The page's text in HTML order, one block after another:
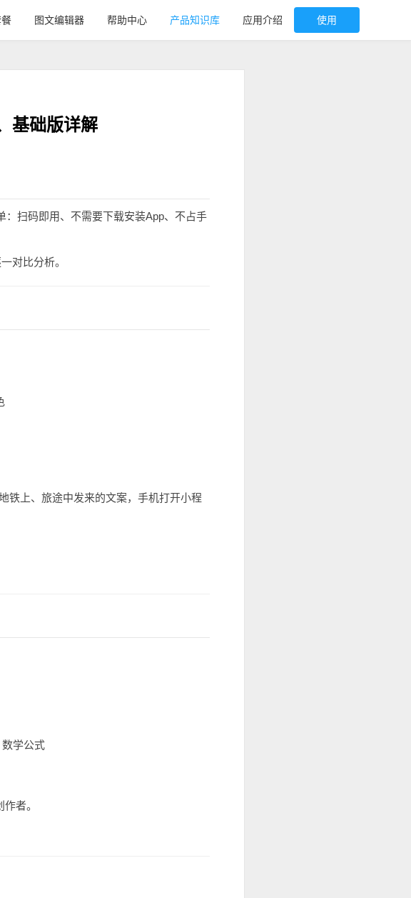
图文编辑器 帮助中心 产品知识库 应用介绍 使用
基础版详解
扫码即用、不需要下载安装App、不占手
对比分析。
上、旅途中发来的文案，手机打开小程
学公式
者。